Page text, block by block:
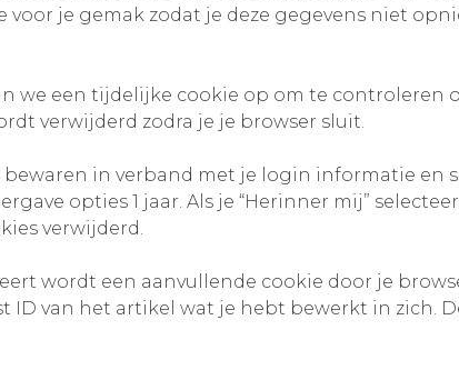
je gemak zodat je deze gegevens niet
we een tijdelijke cookie op om te controleren
verwijderd zodra je je browser sluit.
in verband met je login informatie en
opties 1 jaar. Als je “Herinner mij”
verwijderd.
wordt een aanvullende cookie door je
van het artikel wat je hebt bewerkt in zich.